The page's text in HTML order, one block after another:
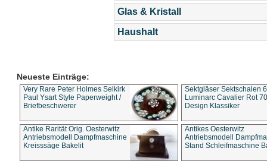
Glas & Kristall
Haushalt
Neueste Einträge:
Very Rare Peter Holmes Selkirk
Paul Ysart Style Paperweight /
Briefbeschwerer
Sektgläser Sektschalen
Luminarc Cavalier Rot
Design Klassiker
Antike Rarität Orig. Oesterwitz
Antriebsmodell Dampfmaschine
Kreisssäge Bakelit
Antikes Oesterwitz
Antriebsmodell
Stand Schleifmaschine